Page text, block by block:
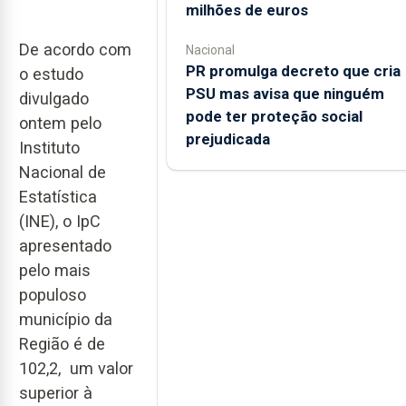
De acordo com
o estudo
divulgado
ontem pelo
Instituto
Nacional de
Estatística
(INE), o IpC
apresentado
pelo mais
populoso
município da
Região é de
102,2, um valor
superior à
milhões de euros
Nacional
PR promulga decreto que cria
PSU mas avisa que ninguém
pode ter proteção social
prejudicada